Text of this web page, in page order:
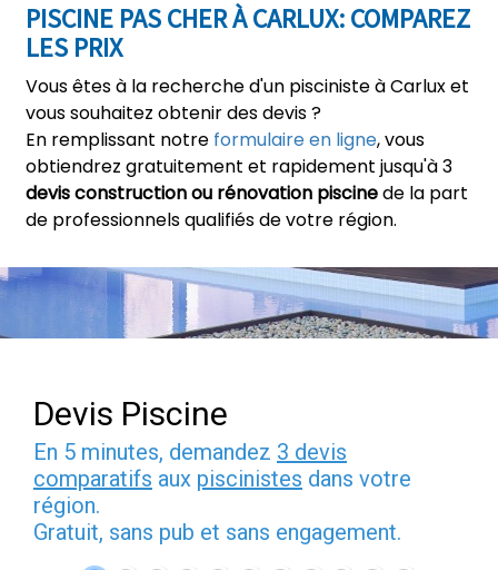
PISCINE PAS CHER À CARLUX: COMPAREZ
LES PRIX
Vous êtes à la recherche d'un pisciniste à Carlux et
vous souhaitez obtenir des devis ?
En remplissant notre formulaire en ligne, vous
obtiendrez gratuitement et rapidement jusqu'à 3
devis construction ou rénovation piscinede la part
de professionnels qualifiés de votre région.
Devis Piscine
En 5 minutes, demandez 3 devis
comparatifs aux piscinistes dans votre
région.
Gratuit, sans pub et sans engagement.